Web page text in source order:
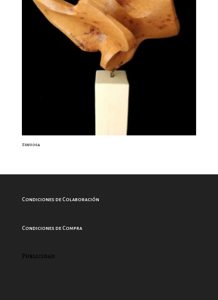
Sinuosa
Condiciones de Colaboración
Condiciones de Compra
Publicidad